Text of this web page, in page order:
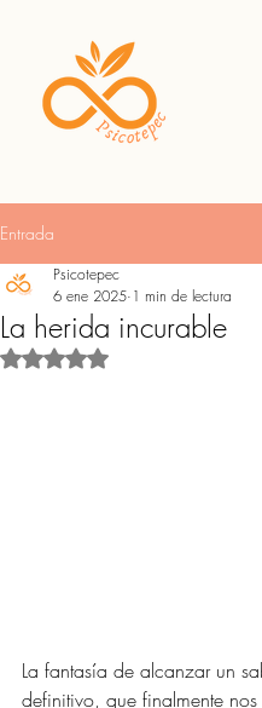
Entrada
La herida incurable
Psicotepec
6 ene 2025 1 min de lectura
Obtuvo NaN de 5 estrellas.
La fantasía de alcanzar un
definitivo, que finalmente